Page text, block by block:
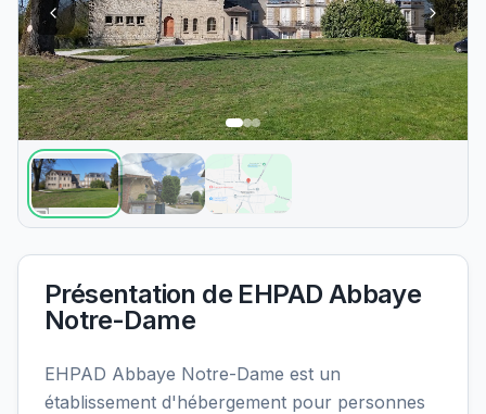
Présentation de EHPAD Abbaye
Notre-Dame
EHPAD Abbaye Notre-Dame est un
établissement d'hébergement pour personnes